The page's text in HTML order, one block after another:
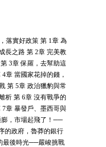
落實好政策 第 1章 為
長之路 第 2章 完美教
3章 保羅，去幫助這
章 當國家花掉的錢，
第 5章 政治獵豹與常
析 第 6章 沒有戰爭的
章 暴發戶、墨西哥與
，市場起飛了！──
的政府，魯莽的銀行
最後時光──嚴峻挑戰